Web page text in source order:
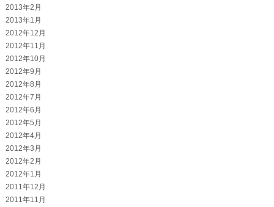
2013年2月
2013年1月
2012年12月
2012年11月
2012年10月
2012年9月
2012年8月
2012年7月
2012年6月
2012年5月
2012年4月
2012年3月
2012年2月
2012年1月
2011年12月
2011年11月